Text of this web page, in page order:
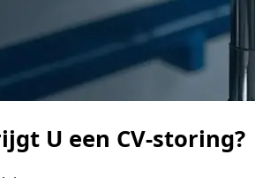
U een CV-storing?